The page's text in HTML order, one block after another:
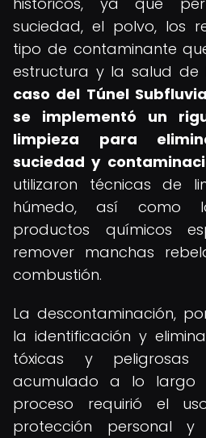
suciedad, el polvo, los
tipo de contaminante
estructura y la salud de
caso del Túnel
se implementó un
limpieza para
suciedad y
utilizaron técnicas de
húmedo, así como
productos químicos
remover manchas
combustión.
La descontaminación,
la identificación y
tóxicas y
acumulado a lo largo
proceso requirió el
protección personal